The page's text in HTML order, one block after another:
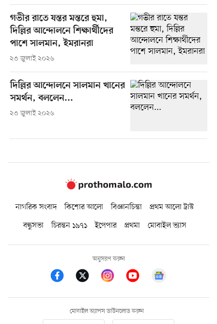
গভীর রাতে যন্তর মন্তরে হুমা,
দিল্লির আন্দোলনে শিক্ষার্থীদের
পাশে সালমান, ইমরানরা
২৩ জুলাই ২০২৬
দিল্লির আন্দোলনে সালমান খানের
সমর্থন, বললেন...
২৩ জুলাই ২০২৬
নাগরিক সংবাদ কিশোর আলো বিজ্ঞানচিন্তা
প্রথম আলো ট্রাস্ট
বন্ধুসভা
চিরন্তন ১৯৭১ ইপেপার প্রথমা মোবাইল ভ্যাস
অনুসরণ করুন
মোবাইল অ্যাপস ডাউনলোড করুন